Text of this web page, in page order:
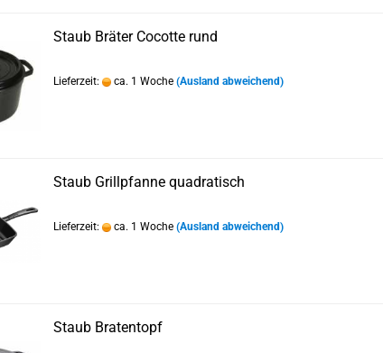
Staub Bräter Cocotte rund
Lieferzeit: ca. 1 Woche (Ausland abweichend)
Staub Grillpfanne quadratisch
Lieferzeit: ca. 1 Woche (Ausland abweichend)
Staub Bratentopf